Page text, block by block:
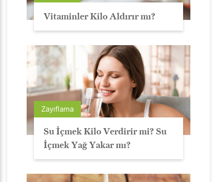
Vitaminler Kilo Aldırır mı?
Zayıflama
Su İçmek Kilo Verdirir mi? Su
İçmek Yağ Yakar mı?